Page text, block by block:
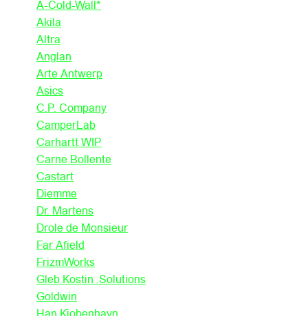
A-Cold-Wall*
Akila
Altra
Anglan
Arte Antwerp
Asics
C.P. Company
CamperLab
Carhartt WIP
Carne Bollente
Castart
Diemme
Dr. Martens
Drole de Monsieur
Far Afield
FrizmWorks
Gleb Kostin .Solutions
Goldwin